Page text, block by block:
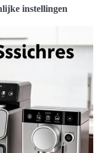
instellingen